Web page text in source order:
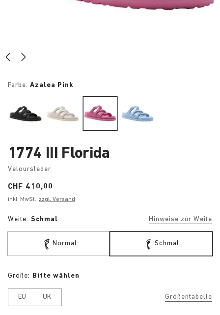
Farbe: Azalea Pink
1774 III Florida
Veloursleder
Price:
CHF 410,00
inkl. MwSt. zzgl. Versand
Weite: Schmal Hinweise zur Weite
Normal Schmal
Größentabelle
Größe: Bitte wählen
EU UK